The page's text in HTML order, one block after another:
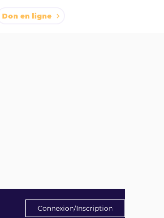
Don en ligne
Connexion/Inscription